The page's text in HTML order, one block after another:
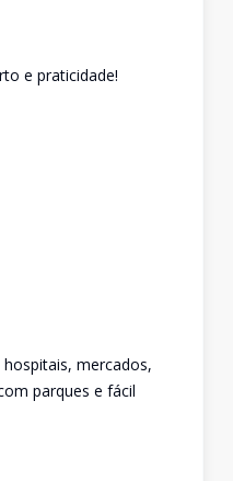
e praticidade!
mercados,
parques e fácil